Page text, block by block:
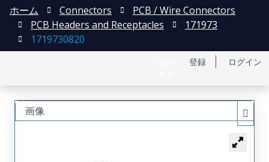
登録 ログイン
ホーム Connectors
PCB / Wire Connectors
PCB Headers and Receptacles
171973
1719730820
画像